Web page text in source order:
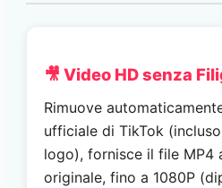
🎥 Video HD senza
Rimuove
ufficiale di TikTok
logo), fornisce il file MP4
originale, fino a 1080P